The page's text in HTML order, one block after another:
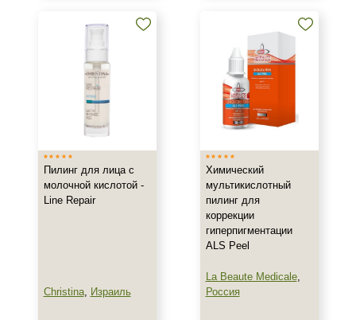
Профессиональная
Обезвоженная
Пилинг для лица с
молочной кислотой -
Line Repair
Christina, Израиль
Химический
мультикислотный
пилинг для
коррекции
гиперпигментации
ALS Peel
La Beaute Medicale,
Россия